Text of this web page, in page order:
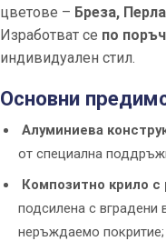
цветове – Бреза,
Изработват се по
индивидуален стил.
Основни
Алуминиева
от специална
Композитно крило с
подсилена с вградени
неръждаемо покритие;